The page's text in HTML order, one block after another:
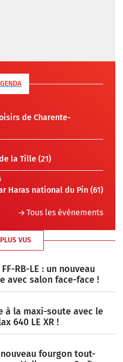
de Charente-
la Tille (21)
Haras national du Pin (61)
Tous les évènements
VUS
RB-LE : un nouveau
avec salon face-face !
à la maxi-soute avec le
640 LE XR !
fourgon tout-